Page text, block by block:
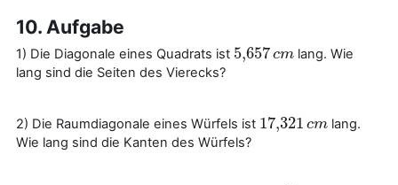
10. Aufgabe
1) Die Diagonale eines Quadrats ist 5,657cm
5,657cm
lang. Wie
lang sind die Seiten des Vierecks?
2) Die Raumdiagonale eines Würfels ist 17,321 cm
17,321c m
lang.
Wie lang sind die Kanten des Würfels?